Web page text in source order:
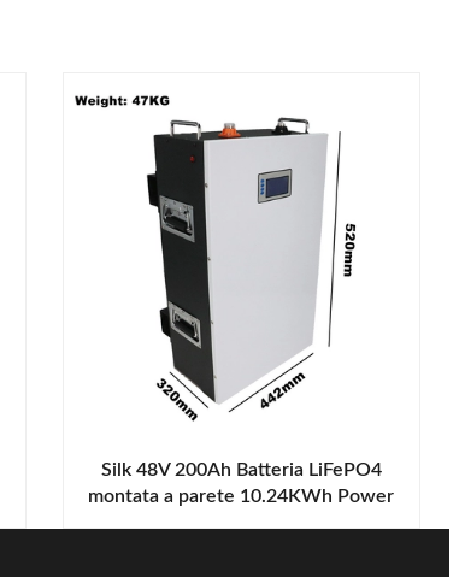
Silk 48V 200Ah Batteria LiFePO4
montata a parete 10.24KWh Power